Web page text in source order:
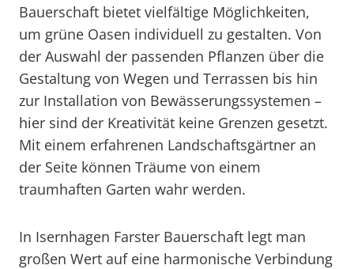
Bauerschaft bietet vielfältige Möglichkeiten,
um grüne Oasen individuell zu gestalten. Von
der Auswahl der passenden Pflanzen über die
Gestaltung von Wegen und Terrassen bis hin
zur Installation von Bewässerungssystemen –
hier sind der Kreativität keine Grenzen gesetzt.
Mit einem erfahrenen Landschaftsgärtner an
der Seite können Träume von einem
traumhaften Garten wahr werden.
In Isernhagen Farster Bauerschaft legt man
großen Wert auf eine harmonische Verbindung